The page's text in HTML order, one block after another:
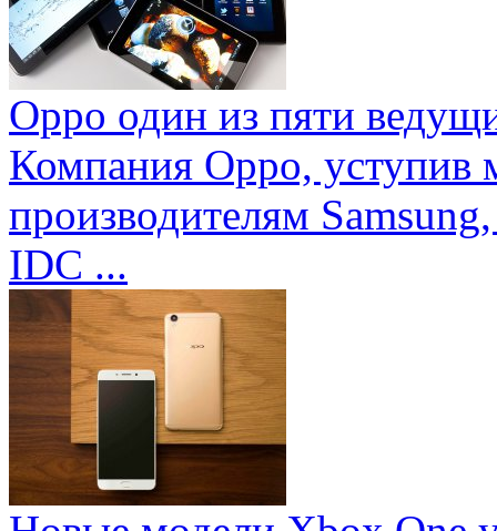
Oppo один из пяти
Компания Oppo, уступив
производителям
IDC ...